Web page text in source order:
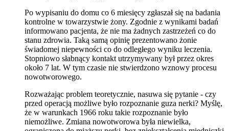
Po wypisaniu do domu co 6 miesięcy zgłaszał się na badania
kontrolne w towarzystwie żony. Zgodnie z wynikami badań
informowano pacjenta, że nie ma żadnych zastrzeżeń co do
stanu zdrowia. Taką samą opinię prezentowano żonie
świadomej niepewności co do odległego wyniku leczenia.
Stopniowo słabnący kontakt utrzymywany był przez okres
około 7 lat. W tym czasie nie stwierdzono wznowy procesu
nowotworowego.
Rozważając problem teoretycznie, nasuwa się pytanie - czy
przed operacją możliwe było rozpoznanie guza nerki? Myślę,
że w warunkach 1966 roku takie rozpoznanie było
niemożliwe. Zmiana nowotworowa była niewielka,